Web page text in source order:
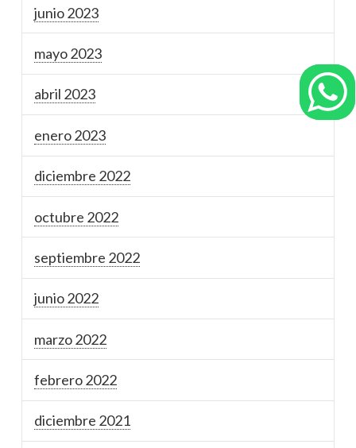
junio 2023
mayo 2023
abril 2023
enero 2023
diciembre 2022
octubre 2022
septiembre 2022
junio 2022
marzo 2022
febrero 2022
diciembre 2021